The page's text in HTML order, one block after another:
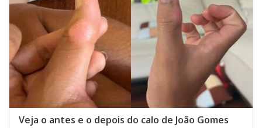
Veja o antes e o depois do calo de João Gomes